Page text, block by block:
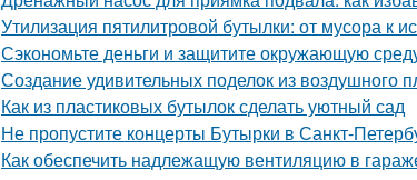
Утилизация пятилитровой бутылки: от мусора к
Сэкономьте деньги и защитите окружающую
Создание удивительных поделок из воздушного
Как из пластиковых бутылок сделать уютный сад
Не пропустите концерты Бутырки в Санкт-
Как обеспечить надлежащую вентиляцию в